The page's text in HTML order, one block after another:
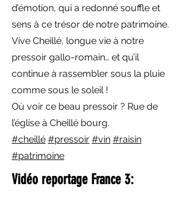
d’émotion, qui a redonné souffle et
sens à ce trésor de notre patrimoine.
Vive Cheillé, longue vie à notre
pressoir gallo-romain… et qu’il
continue à rassembler sous la pluie
comme sous le soleil !
Où voir ce beau pressoir ? Rue de
l’église à Cheillé bourg.
#cheillé #pressoir #vin #raisin
#patrimoine
Vidéo reportage France 3: